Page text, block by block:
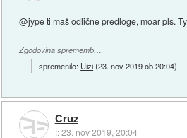
@jype ti maš odlične predloge, moar pls.
Zgodovina sprememb…
spremenilo: Uizi(23. nov 2019 ob 20:04)
Cruz
::23. nov 2019, 20:04